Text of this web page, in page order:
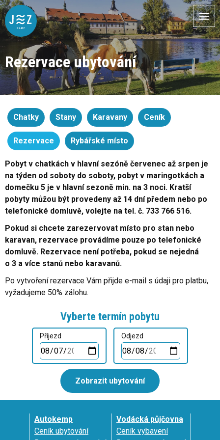
Rezervace ubytování
Chatky Stany Karavany Ceník
Rezervace Rybářské místo
Pobyt v chatkách v hlavní sezóně červenec až srpen je
na týden od soboty do soboty, pobyt v maringotkách a
domečku 5 je v hlavní sezoně min. na 3 noci. Kratší
pobyty můžou být provedeny až 14 dní předem nebo po
telefonické domluvě, volejte na tel. č. 733 766 516.
Pokud si chcete zarezervovat místo pro stan nebo
karavan, rezervace provádíme pouze po telefonické
domluvě. Rezervace není potřeba, pokud se nejedná
o 3 a více stanů nebo karavanů.
Po vytvoření rezervace Vám přijde e-mail s údaji pro platbu,
vyžadujeme 50% zálohu.
Vyberte termín pobytu
Příjezd Odjezd
Zobrazit ubytování
Autokemp
Ceník ubytování
Vodácká půjčovna
Ceník vybavení